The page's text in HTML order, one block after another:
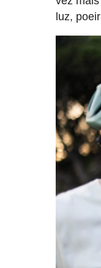
luz,